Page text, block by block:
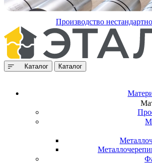
Производство
Каталог Каталог